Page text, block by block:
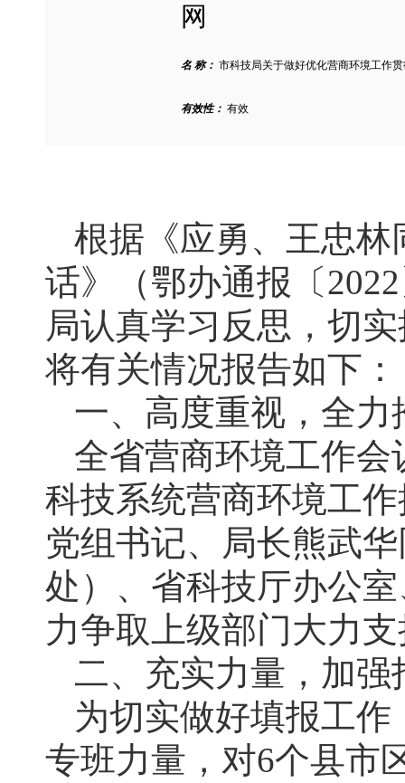
网
名 称： 市科技局关于做好优化营商环境工作
有效性： 有效
根据《应勇、王忠
话》（鄂办通报〔
局认真学习反思，切
将有关情况报告如下：
一、高度重视，全力
全省营商环境工作
科技系统营商环境工
党组书记、局长熊武
处）、省科技厅办公
力争取上级部门大力
二、充实力量，加强
为切实做好填报工
专班力量，对6个县市